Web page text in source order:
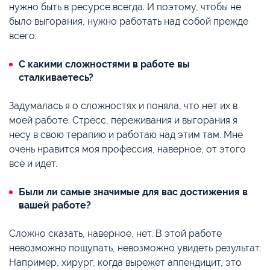
нужно быть в ресурсе всегда. И поэтому, чтобы не
было выгорания, нужно работать над собой прежде
всего.
С какими сложностями в работе вы
сталкиваетесь?
Задумалась я о сложностях и поняла, что нет их в
моей работе. Стресс, переживания и выгорания я
несу в свою терапию и работаю над этим там. Мне
очень нравится моя профессия, наверное, от этого
всё и идёт.
Были ли самые значимые для вас достижения в
вашей работе?
Сложно сказать, наверное, нет. В этой работе
невозможно пощупать, невозможно увидеть результат.
Например, хирург, когда вырежет аппендицит, это